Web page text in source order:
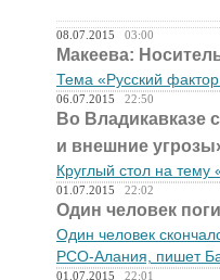
08.07.2015 03:00
Макеева:
Тема «Русский фактор
06.07.2015 22:50
Во Владикавказе
и внешние
Круглый стол на тему
01.07.2015 22:02
Один человек
Один человек
РСО-Алания, пишет
01.07.2015 22:01